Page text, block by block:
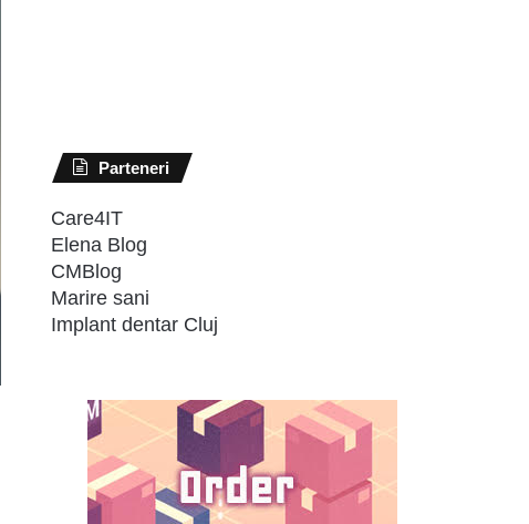
Parteneri
Care4IT
Elena Blog
CMBlog
Marire sani
Implant dentar Cluj